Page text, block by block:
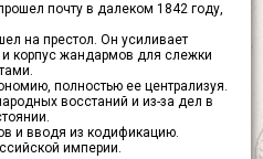
почту в далеком 1842 году,
на престол. Он усиливает
корпус жандармов для слежки
полностью ее централизуя.
восстаний и из-за дел в
и вводя из кодификацию.
империи.